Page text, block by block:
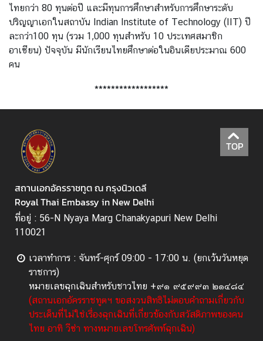
บ
ริ
ก
ร
ช
า
ช
น
ค
ว
ม
สั
ม
พั
น
ธ์
ไทยกว่า 80 ทุนต่อปี และมีทุนการศึกษาสำหรับการศึกษาระดับ
ปริญญาเอกในสถาบัน Indian Institute of Technology (IIT) ปี
ละกว่า100 ทุน (รวม 1,000 ทุนสำหรับ 10 ประเทศสมาชิก
อาเซียน) ปัจจุบัน มีนักเรียนไทยศึกษาต่อในอินเดียประมาณ 600
คน
******************
TOP
สถานเอกอัครราชทูต ณ กรุงนิวเดลี
Royal Thai Embassy in New Delhi
ที่อยู่ : 56-N Nyaya Marg Chanakyapuri New Delhi
110021
เวลาทำการ : จันทร์-ศุกร์ 09:00 - 17:00 น. (ยกเว้นวันหยุด
ราชการ)
หมายเลขฉุกเฉินสำหรับชาวไทย +๙๑ ๙๕๙๙๓ ๒๑๔๘๔
(สถานเอกอัครราชทูตฯ ขอสงวนสิทธิไม่ตอบคำถามเกี่ยวกับ
ประเด็นที่ไม่ใช่เรื่องฉุกเฉินที่เกี่ยวข้องกับสวัสดิภาพของคน
ไทย อาทิ วีซ่า ทางหมายเลขโทรศัพท์ฉุกเฉิน)